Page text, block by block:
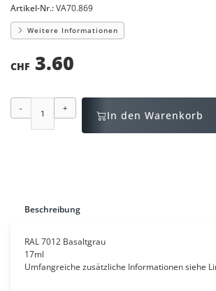
Artikel-Nr.:VA70.869
Weitere Informationen
CHF 3.60
- +
In den Warenkorb
Beschreibung
RAL 7012 Basaltgrau
17ml
Umfangreiche zusätzliche Informationen siehe